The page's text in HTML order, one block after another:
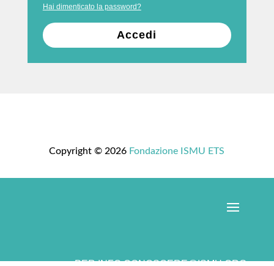
Hai dimenticato la password?
Accedi
Copyright © 2026 Fondazione ISMU ETS
PER INFOCONOSCERE@ISMU.ORG